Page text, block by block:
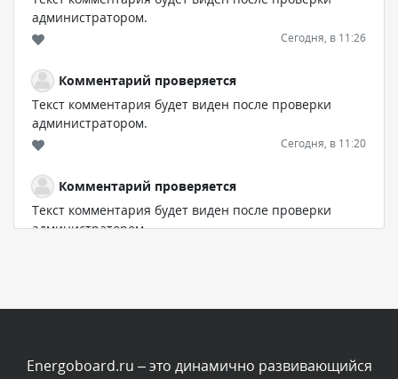
администратором.
Сегодня, в 11:26
Комментарий проверяется
Текст комментария будет виден после проверки
администратором.
Сегодня, в 11:20
Комментарий проверяется
Текст комментария будет виден после проверки
администратором.
Energoboard.ru – это динамично развивающийся